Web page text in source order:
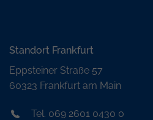
Standort Frankfurt
Eppsteiner Straße 57
60323 Frankfurt am Main
Tel. 069 2601 0430 0